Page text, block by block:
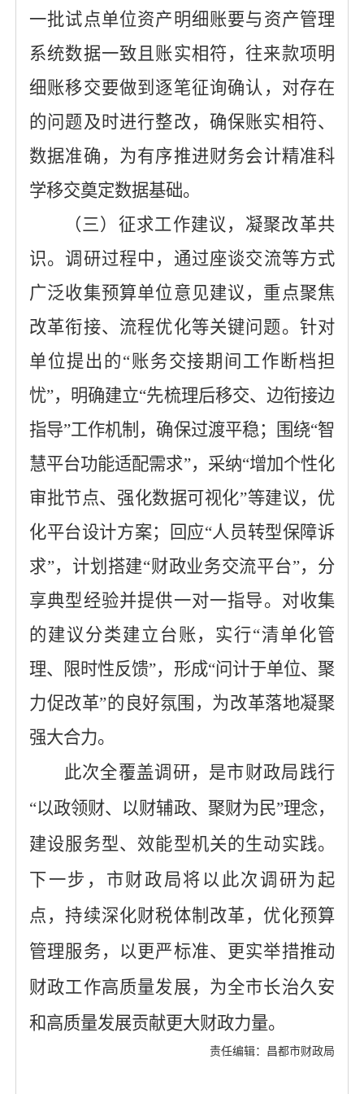
一批试点单位资产明细账要与资产管理
系统数据一致且账实相符，往来款项明
细账移交要做到逐笔征询确认， 对存在
的问题及时进行整改， 确保账实相符、
数据准确， 为有序推进财务会计精准科
学移交奠定数据基础。
（三）征求工作建议，凝聚改革共
识。 调研过程中，通过座谈交流等方式
广泛收集预算单位意见建议，重点聚焦
改革衔接、流程优化等关键问题。针对
单位提出的“账务交接期间工作断档担
忧”，明确建立“先梳理后移交、边衔接边
指导”工作机制，确保过渡平稳；围绕“智
慧平台功能适配需求”，采纳“增加个性化
审批节点、强化数据可视化”等建议，优
化平台设计方案；回应“人员转型保障诉
求”，计划搭建“财政业务交流平台”，分
享典型经验并提供一对一指导。对收集
的建议分类建立台账，实行“清单化管
理、限时性反馈”，形成“问计于单位、聚
力促改革”的良好氛围，为改革落地凝聚
强大合力。
此次全覆盖调研，是市财政局践行
“以政领财、 以财辅政、聚财为民”理念，
建设服务型、效能型机关的生动实践。
下一步，市财政局将以此次调研为起
点，持续深化财税体制改革，优化预算
管理服务，以更严标准、更实举措推动
财政工作高质量发展，为全市长治久安
和高质量发展贡献更大财政力量。
责任编辑：昌都市财政局